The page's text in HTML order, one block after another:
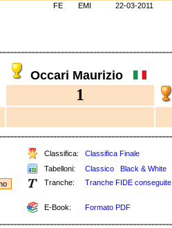
FE EMI 22-03-2011
Occari Maurizio
1
Classifica: Classifica Finale
Tabelloni: Classico Black & White
Tranche: Tranche FIDE conseguite
E-Book: Formato PDF